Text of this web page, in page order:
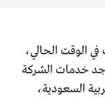
الوقت الحالي،
وتتواجد خدمات الشركة
العربية السعودية،